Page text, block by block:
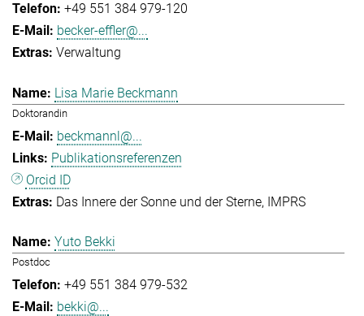
+49 551 384 979-120
becker-effler@...
Verwaltung
Lisa Marie Beckmann
Doktorandin
beckmannl@...
Publikationsreferenzen
Orcid ID
Das Innere der Sonne und der Sterne IMPRS
Yuto Bekki
Postdoc
+49 551 384 979-532
bekki@...